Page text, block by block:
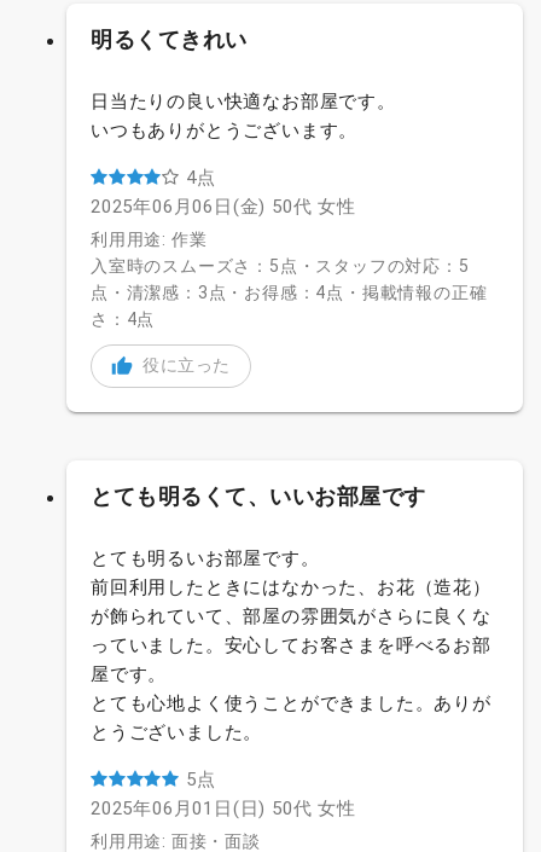
明るくてきれい
日当たりの良い快適なお部屋です。
いつもありがとうございます。
4点
2025年06月06日(金) 50代 女性
利用用途: 作業
入室時のスムーズさ：5点・スタッフの対応：5
点・清潔感：3点・お得感：4点・掲載情報の正確
さ：4点
役に立った
とても明るくて、いいお部屋です
とても明るいお部屋です。
前回利用したときにはなかった、お花（造花）
が飾られていて、部屋の雰囲気がさらに良くな
っていました。安心してお客さまを呼べるお部
屋です。
とても心地よく使うことができました。ありが
とうございました。
5点
2025年06月01日(日) 50代 女性
利用用途: 面接・面談